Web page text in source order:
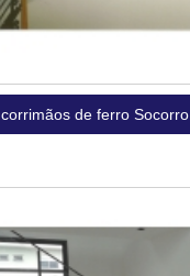
corrimãos de ferro Socorro